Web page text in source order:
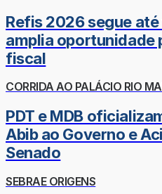
Refis 2026 segue
amplia oportunidade
fiscal
CORRIDA AO PALÁCIO RIO
PDT e MDB
Abib ao Governo e
Senado
SEBRAE ORIGENS